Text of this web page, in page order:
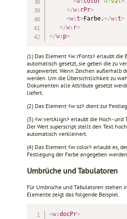
</w: rPr>
<w:t>Farbe.</w:t>
</w: r>
</w: p>
(1) Das Element <w:rFonts> erlaubt
automatisch gesetzt, sie geben die zu
ausgewertet. Wenn Zeichen außerhalb
werden. Um die Übersichtlichkeit zu
Dokumenten alle Attribute gesetzt
liefert.
(2) Das Element <w:sz> dient zur
(3) <w:vertAlign> erlaubt die Hoch- und
Der Wert superscript stellt den Text
automatisch verkleinert.
(4) Das Element <w:color> erlaubt es,
Festlegung der Farbe angegeben
Umbrüche und Tabulatoren
Für Umbrüche und Tabulatoren stehen
Elemente zeigt das folgende Beispiel.
<w:docPr>